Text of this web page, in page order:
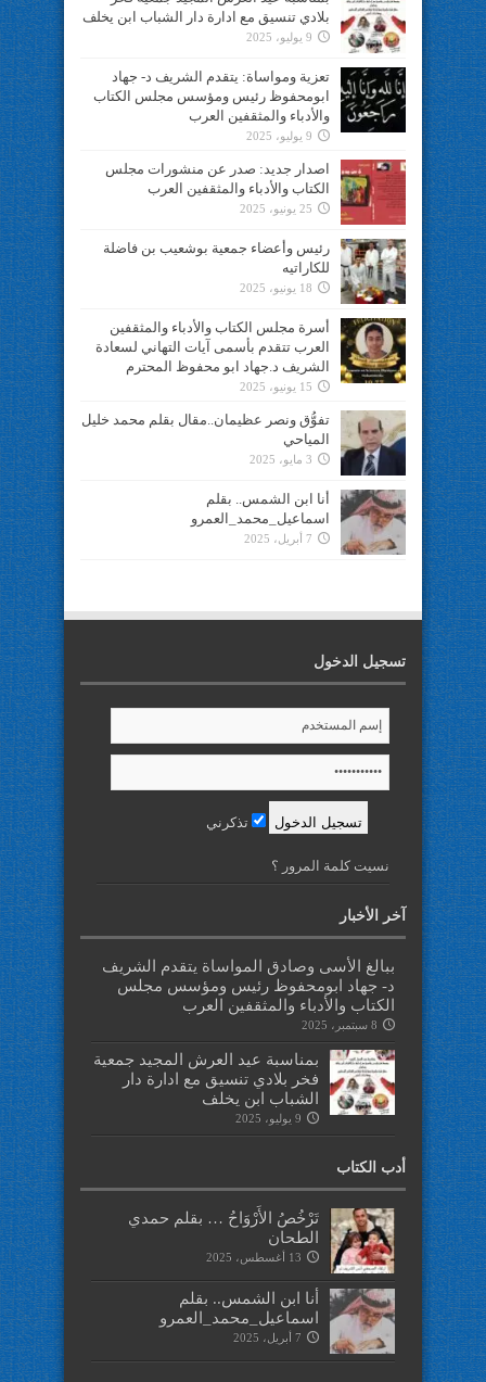
بلادي تنسيق مع ادارة دار الشباب ابن يخلف
9 يوليو، 2025
تعزية ومواساة: يتقدم الشريف د- جهاد
ابومحفوظ رئيس ومؤسس مجلس الكتاب
والأدباء والمثقفين العرب
9 يوليو، 2025
اصدار جديد: صدر عن منشورات مجلس
الكتاب والأدباء والمثقفين العرب
25 يونيو، 2025
رئيس وأعضاء جمعية بوشعيب بن فاضلة
للكاراتيه
18 يونيو، 2025
أسرة مجلس الكتاب والأدباء والمثقفين
العرب تتقدم بأسمى آيات التهاني لسعادة
الشريف د.جهاد ابو محفوظ المحترم
15 يونيو، 2025
تفوُّق ونصر عظيمان..مقال بقلم محمد خليل
المياحي
3 مايو، 2025
أنا ابن الشمس.. بقلم
اسماعيل_محمد_العمرو
7 أبريل، 2025
تسجيل الدخول
تذكرني
نسيت كلمة المرور ؟
آخر الأخبار
ببالغ الأسى وصادق المواساة يتقدم الشريف
د- جهاد ابومحفوظ رئيس ومؤسس مجلس
الكتاب والأدباء والمثقفين العرب
8 سبتمبر، 2025
بمناسبة عيد العرش المجيد جمعية
فخر بلادي تنسيق مع ادارة دار
الشباب ابن يخلف
9 يوليو، 2025
أدب الكتاب
تَرْخُصُ الأَرْوَاحُ … بقلم حمدي
الطحان
13 أغسطس، 2025
أنا ابن الشمس.. بقلم
اسماعيل_محمد_العمرو
7 أبريل، 2025